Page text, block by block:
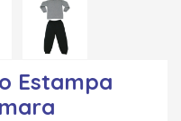
Estampa